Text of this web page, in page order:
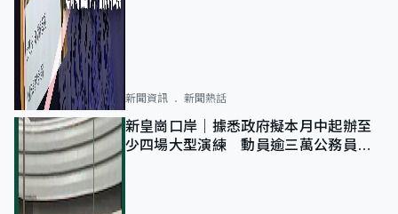
新聞資訊 新聞熱話
新皇崗口岸｜據悉政府擬本月中起辦至
少四場大型演練 動員逾三萬公務員人